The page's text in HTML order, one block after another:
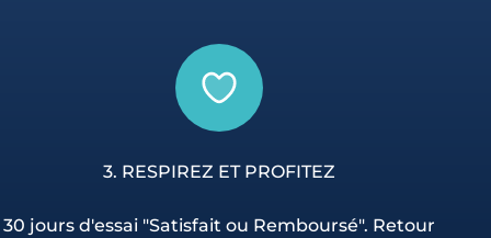
3. RESPIREZ ET PROFITEZ
30 jours d'essai "Satisfait ou Remboursé". Retour